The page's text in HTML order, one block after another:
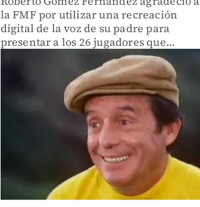
la FMF por utilizar una recreación
digital de la voz de su padre para
presentar a los 26 jugadores que
representarán a México.